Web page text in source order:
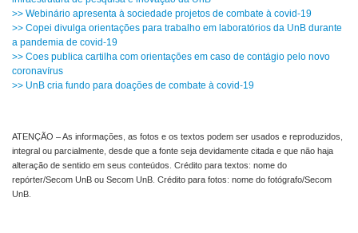
>> Webinário apresenta à sociedade projetos de combate à covid-19
>> Copei divulga orientações para trabalho em laboratórios da UnB durante
a pandemia de covid-19
>> Coes publica cartilha com orientações em caso de contágio pelo novo
coronavírus
>> UnB cria fundo para doações de combate à covid-19
ATENÇÃO – As informações, as fotos e os textos podem ser usados e reproduzidos,
integral ou parcialmente, desde que a fonte seja devidamente citada e que não haja
alteração de sentido em seus conteúdos. Crédito para textos: nome do
repórter/Secom UnB ou Secom UnB. Crédito para fotos: nome do fotógrafo/Secom
UnB.